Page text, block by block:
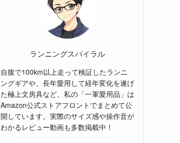
ランニングスパイラル
自腹で100km以上走って検証したランニ
ングギアや、長年愛用して経年変化を遂げ
た極上文房具など、私の「一軍愛用品」は
Amazon公式ストアフロントでまとめて公
開しています。実際のサイズ感や操作音が
わかるレビュー動画も多数掲載中！